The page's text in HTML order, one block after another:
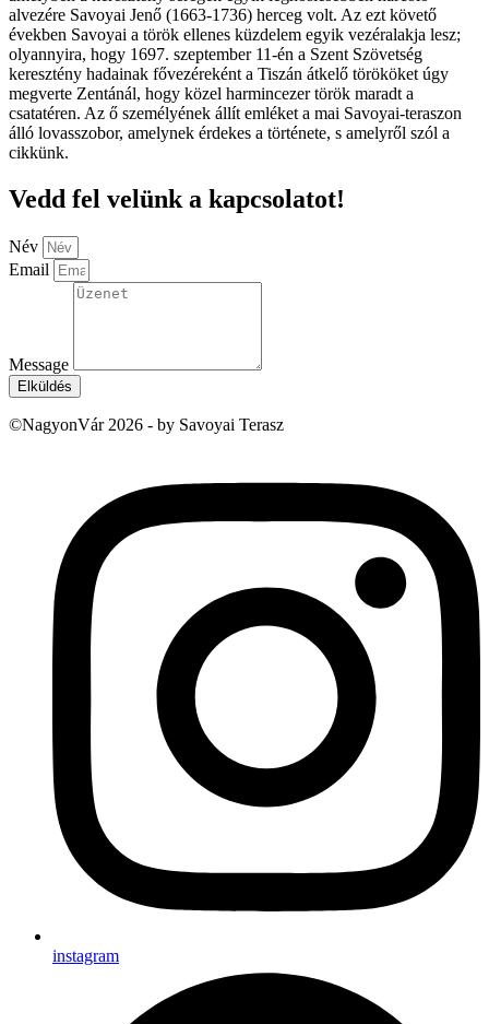
alvezére Savoyai Jenő (1663-1736) herceg volt. Az ezt követő
években Savoyai a török ellenes küzdelem egyik vezéralakja lesz;
olyannyira, hogy 1697. szeptember 11-én a Szent Szövetség
keresztény hadainak fővezéreként a Tiszán átkelő törököket úgy
megverte Zentánál, hogy közel harmincezer török maradt a
csatatéren. Az ő személyének állít emléket a mai Savoyai-teraszon
álló lovasszobor, amelynek érdekes a története, s amelyről szól a
cikkünk.
Vedd fel velünk a kapcsolatot!
Név
Email
Message
Elküldés
©NagyonVár 2026 - by Savoyai Terasz
instagram